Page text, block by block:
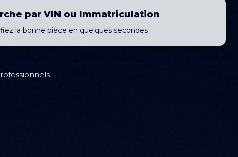
par VIN ou Immatriculation
la bonne pièce en quelques secondes